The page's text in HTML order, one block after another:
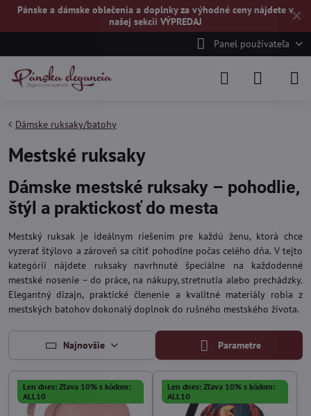
✕
Pánske a dámske oblečenia a doplnky za výhodné ceny nájdete v
našej sekcii VÝPREDAJ
Panel používateľa
Dámske ruksaky/batohy
Mestské ruksaky
Dámske mestské ruksaky – pohodlie,
štýl a praktickosť do mesta
Mestský ruksak je ideálnym riešením pre každú ženu, ktorá chce
vyzerať štýlovo a zároveň sa cítiť pohodlne počas celého dňa. V tejto
kategórii nájdete ruksaky navrhnuté špeciálne na každodenné
mestské nosenie – do práce, na nákupy, stretnutia alebo prechádzky.
Elegantný dizajn, praktické členenie a kvalitné materiály robia z
mestských batohov dokonalý doplnok do rušného mestského života.
Najnovšie Parametre
Len dnes: Zľava 10% s kódom:
ALL10
Len dnes: Zľava 10% s kódom:
ALL10